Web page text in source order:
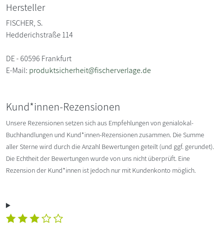
Hersteller
FISCHER, S.
Hedderichstraße 114
DE - 60596 Frankfurt
E-Mail: produktsicherheit@fischerverlage.de
Kund*innen-Rezensionen
Unsere Rezensionen setzen sich aus Empfehlungen von genialokal-
Buchhandlungen und Kund*innen-Rezensionen zusammen. Die Summe
aller Sterne wird durch die Anzahl Bewertungen geteilt (und ggf. gerundet).
Die Echtheit der Bewertungen wurde von uns nicht überprüft. Eine
Rezension der Kund*innen ist jedoch nur mit Kundenkonto möglich.